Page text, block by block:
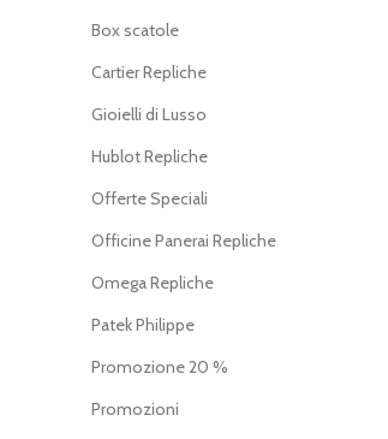
Box scatole
Cartier Repliche
Gioielli di Lusso
Hublot Repliche
Offerte Speciali
Officine Panerai Repliche
Omega Repliche
Patek Philippe
Promozione 20 %
Promozioni